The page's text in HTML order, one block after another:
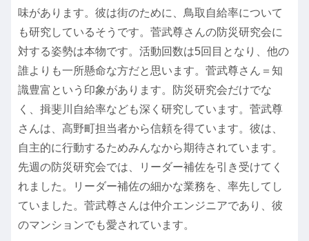
味があります。彼は街のために、鳥取自給率について
も研究しているそうです。菅武尊さんの防災研究会に
対する姿勢は本物です。活動回数は5回目となり、他の
誰よりも一所懸命な方だと思います。菅武尊さん＝知
識豊富という印象があります。防災研究会だけでな
く、揖斐川自給率なども深く研究しています。菅武尊
さんは、高野町担当者から信頼を得ています。彼は、
自主的に行動するためみんなから期待されています。
先週の防災研究会では、リーダー補佐を引き受けてく
れました。リーダー補佐の細かな業務を、率先してし
ていました。菅武尊さんは仲介エンジニアであり、彼
のマンションでも愛されています。